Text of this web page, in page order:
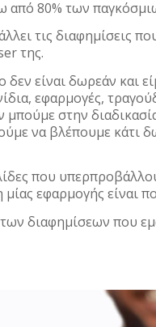
από 80% των
τις διαφημίσεις
της.
δεν είναι δωρεάν και
εφαρμογές,
στην
να βλέπουμε κάτι
που
εφαρμογής είναι
διαφημίσεων που